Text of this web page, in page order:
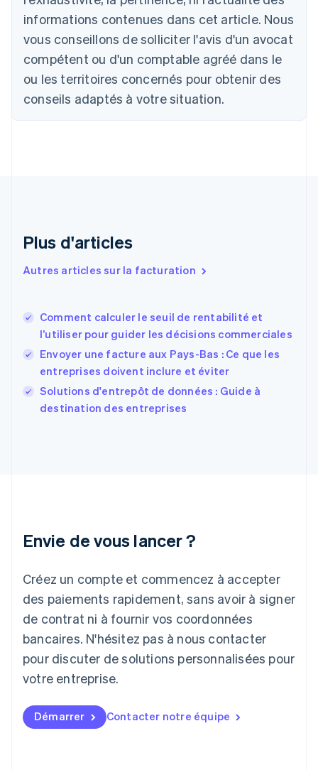
informations contenues dans cet article. Nous
vous conseillons de solliciter l'avis d'un avocat
compétent ou d'un comptable agréé dans le
ou les territoires concernés pour obtenir des
conseils adaptés à votre situation.
Plus d'articles
Autres articles sur la facturation
Comment calculer le seuil de rentabilité et
l’utiliser pour guider les décisions commerciales
Envoyer une facture aux Pays-Bas : Ce que les
entreprises doivent inclure et éviter
Solutions d'entrepôt de données : Guide à
destination des entreprises
Envie de vous lancer ?
Créez un compte et commencez à accepter
des paiements rapidement, sans avoir à signer
de contrat ni à fournir vos coordonnées
bancaires. N'hésitez pas à nous contacter
pour discuter de solutions personnalisées pour
votre entreprise.
Démarrer Contacter notre équipe
Português
Bulgarie
English
Canada
Chine continentale
简体中文English
Español English
English
Finlande
English Svenska
FrançaisEnglish
Gibraltar
English
Grèce
Japon
Lettonie
English
Liechtenstein
DeutschEnglish
Lituanie
Luxembourg
FrançaisDeutschEnglish
English简体中文
Malte